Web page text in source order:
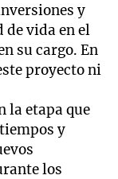
y
vida en el
su cargo. En
proyecto ni
la etapa que
y
los